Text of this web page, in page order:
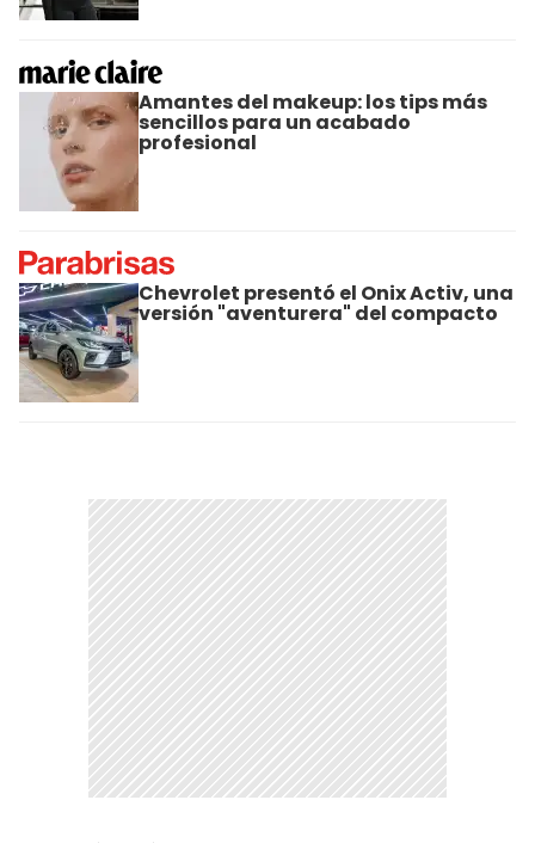
Amantes del makeup: los tips más
sencillos para un acabado
profesional
Chevrolet presentó el Onix Activ, una
versión "aventurera" del compacto